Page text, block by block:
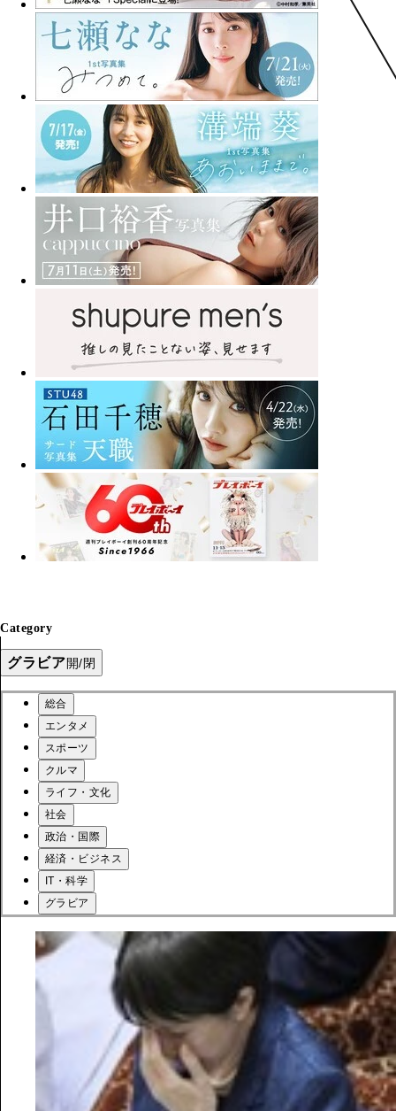
Category
グラビア開/閉
総合
エンタメ
スポーツ
クルマ
ライフ・文化
社会
政治・国際
経済・ビジネス
IT・科学
グラビア